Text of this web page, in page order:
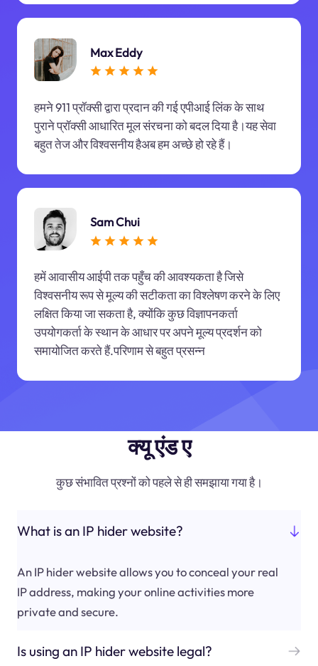
Max Eddy
हमने 911 प्रॉक्सी द्वारा प्रदान की गई एपीआई लिंक के साथ
पुराने प्रॉक्सी आधारित मूल संरचना को बदल दिया है।यह सेवा
बहुत तेज और विश्वसनीय हैअब हम अच्छे हो रहे हैं।
Sam Chui
हमें आवासीय आईपी तक पहुँच की आवश्यकता है जिसे
विश्वसनीय रूप से मूल्य की सटीकता का विश्लेषण करने के लिए
लक्षित किया जा सकता है, क्योंकि कुछ विज्ञापनकर्ता
उपयोगकर्ता के स्थान के आधार पर अपने मूल्य प्रदर्शन को
समायोजित करते हैं.परिणाम से बहुत प्रसन्न
क्यू एंड ए
कुछ संभावित प्रश्नों को पहले से ही समझाया गया है।
What is an IP hider website?
An IP hider website allows you to conceal your real
IP address, making your online activities more
private and secure.
Is using an IP hider website legal?